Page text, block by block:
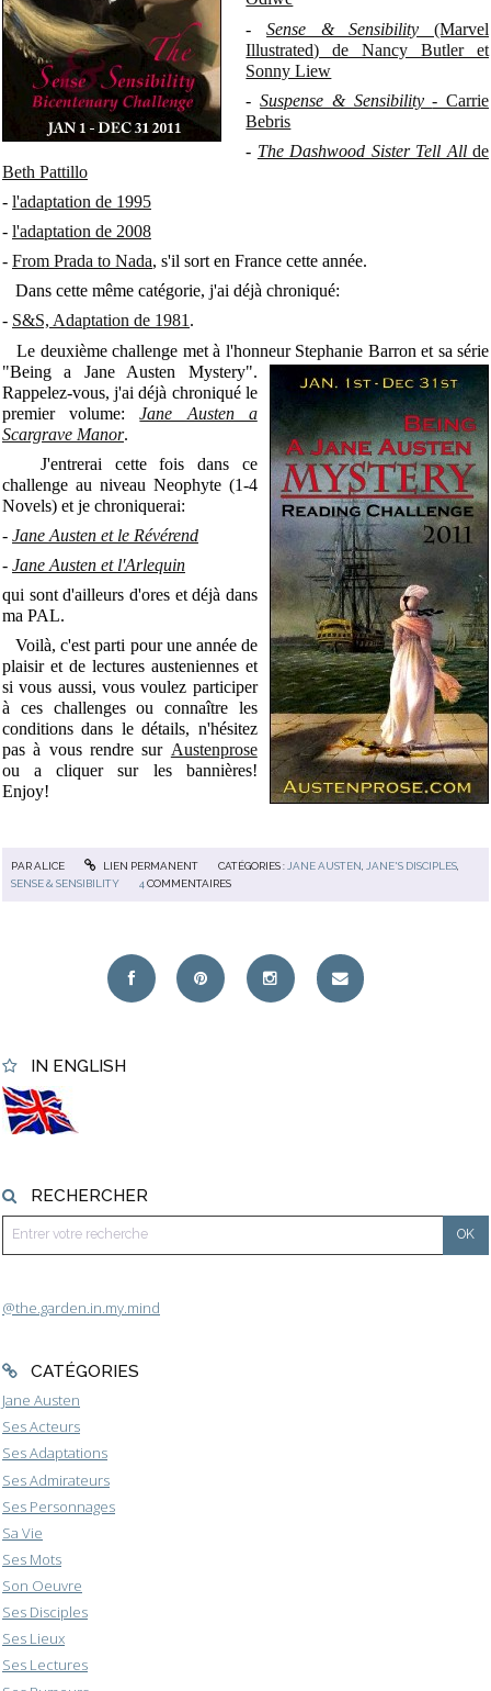
-Sense & Sensibility(Marvel
Illustrated) de Nancy Butler et
Sonny Liew
-Suspense & Sensibility- Carrie
Bebris
- The Dashwood Sister Tell Allde
Beth Pattillo
- l'adaptation de 1995
- l'adaptation de 2008
- From Prada to Nada, s'il sort en France cette année.
Dans cette même catégorie, j'ai déjà chroniqué:
- S&S, Adaptation de 1981.
Le deuxième challenge met à l'honneur Stephanie Barron et sa série
"Being a Jane Austen Mystery".
Rappelez-vous, j'ai déjà chroniqué le
premier volume:Jane Austen a
Scargrave Manor.
J'entrerai cette fois dans ce
challenge au niveau Neophyte (1-4
Novels) et je chroniquerai:
- Jane Austen et le Révérend
- Jane Austen et l'Arlequin
qui sont d'ailleurs d'ores et déjà dans
ma PAL.
Voilà, c'est parti pour une année de
plaisir et de lectures austeniennes et
si vous aussi, vous voulez participer
à ces challenges ou connaître les
conditions dans le détails, n'hésitez
pas à vous rendre sur Austenprose
ou a cliquer sur les bannières!
Enjoy!
PARALICE LIEN PERMANENT CATÉGORIES : JANE AUSTEN JANE'S DISCIPLES
SENSE & SENSIBILITY
4 COMMENTAIRES
IN ENGLISH
RECHERCHER
@the.garden.in.my.mind
CATÉGORIES
Jane Austen
Ses Acteurs
Ses Adaptations
Ses Admirateurs
Ses Personnages
Sa Vie
Ses Mots
Son Oeuvre
Ses Disciples
Ses Lieux
Ses Lectures